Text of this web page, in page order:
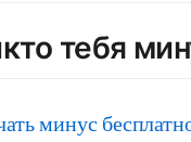
тебя
минус